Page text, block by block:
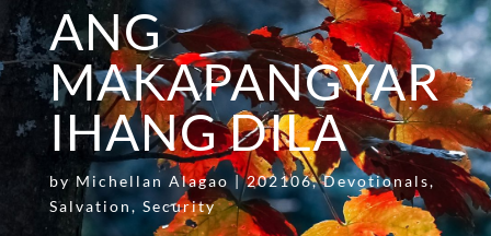
ANG
MAKAPANGYAR
IHANG DILA
byMichellan Alagao |202106,Devotionals,
Salvation, Security